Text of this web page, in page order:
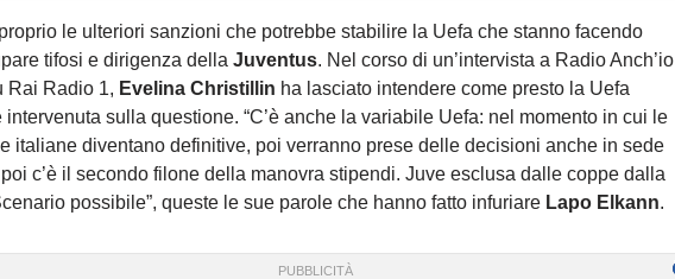
le ulteriori sanzioni che potrebbe stabilire la Uefa che stanno facendo
tifosi e dirigenza della Juventus. Nel corso di un’intervista a Radio Anch’io
Rai Radio 1, Evelina Christillin ha lasciato intendere come presto la Uefa
intervenuta sulla questione. “C’è anche la variabile Uefa: nel momento in cui le
italiane diventano definitive, poi verranno prese delle decisioni anche in sede
c’è il secondo filone della manovra stipendi. Juve esclusa dalle coppe dalla
possibile”, queste le sue parole che hanno fatto infuriare Lapo Elkann.